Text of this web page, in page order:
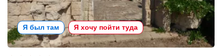
Я был там Я хочу пойти туда